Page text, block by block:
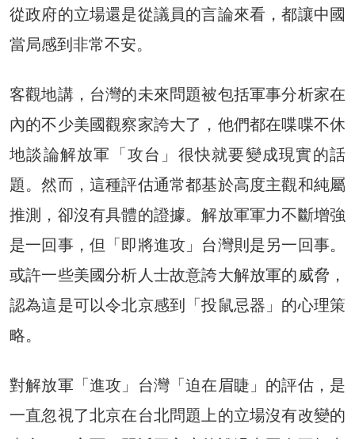
從政府的立場還是從議員的言論來看，都讓中國
當局感到非常不安。
客觀地講，台灣的未來問題被包括軍事分析家在
內的不少美國觀察家誇大了，他們都在喋喋不休
地談論解放軍「攻台」很快就要變成現實的話
題。然而，這種評估通常都基於高度主觀和純屬
推測，卻沒有具體的證據。解放軍軍力不斷增強
是一回事，但「即將進攻」台灣則是另一回事。
或許一些美國分析人士故意誇大解放軍的威脅，
認為這是可以令北京感到「投鼠忌器」的心理策
略。
對解放軍「進攻」台灣「迫在眉睫」的評估，是
一直忽視了北京在台北問題上的立場沒有改變的